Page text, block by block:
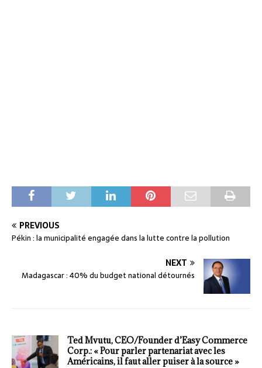
PREVIOUS
Pékin : la municipalité engagée dans la lutte contre la pollution
NEXT
Madagascar : 40% du budget national détournés
Ted Mvutu, CEO/Founder d’Easy Commerce
Corp.: « Pour parler partenariat avec les
Américains, il faut aller puiser à la source »